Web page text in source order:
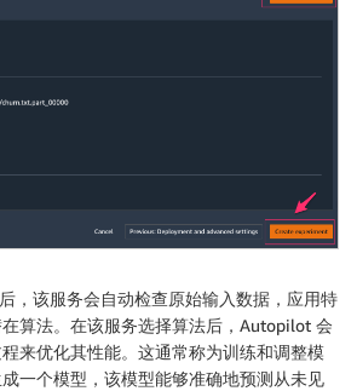
，该服务会自动检查原始输入数据，应用特
算法。在该服务选择算法后，Autopilot 会
来优化其性能。这通常称为训练和调整模
一个模型，该模型能够准确地预测从未见